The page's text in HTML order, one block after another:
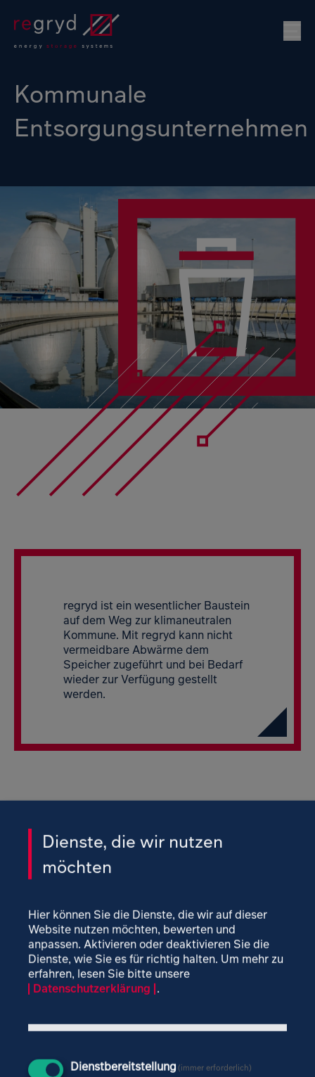
Kommunale
Entsorgungsunternehmen
regryd ist ein wesentlicher Baustein
auf dem Weg zur klimaneutralen
Kommune. Mit regryd kann nicht
vermeidbare Abwärme dem
Speicher zugeführt und bei Bedarf
wieder zur Verfügung gestellt
werden.
Entsorgungsunternehmen
Kommunen setzen sich aktiv für den Klimaschutz ein.
Sie verringern ihren eigenen Energiebedarf durch das
Energiemanagement kommunaler Gebäude,
reduzieren den Energiebedarf bei der
Abwasseraufbereitung oder Verwerten die Abwärme
thermischer Abfallbehandlung. Das Erreichen der
vollständigen Treibhausgasneutralität einer Kommune
Emissionen aus Landwirtschaft, Abwasserwirtschaft
Dienste, die wir nutzen
möchten
Hier können Sie die Dienste, die wir auf dieser
Website nutzen möchten, bewerten und
anpassen. Aktivieren oder deaktivieren Sie die
Dienste, wie Sie es für richtig halten. Um mehr zu
erfahren, lesen Sie bitte unsere
Datenschutzerklärung .
Dienstbereitstellung (immer erforderlich)